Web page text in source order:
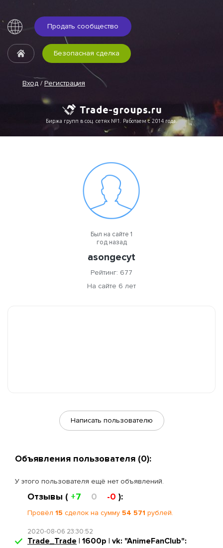
Продать сообщество
Вход / Регистрация
Безопасная сделка
Биржа групп в соц. сетях №1. Работаем с 2014 года.
Был на сайте 1
год назад
asongecyt
Рейтинг: 677
На сайте 6 лет
Написать пользователю
Объявления пользователя (0):
У этого пользователя ещё нет объявлений.
Отзывы ( +7 0 -0 ):
Провёл 15 сделок на сумму 54 571 рублей.
2020-08-06 23:30:52
Trade_Trade | 1600р | vk: "AnimeFanClub":